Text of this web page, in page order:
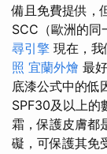
備且免費提供，
SCC（歐洲的同
尋引擎 現在，我
照 宜蘭外燴 最
底漆公式中的低
SPF30及以上的
霜，保護皮膚都
礙，可保護其免